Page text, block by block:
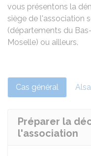
vous présentons la
siège de l'association
(départements du
Moselle) ou ailleurs.
Cas général
Préparer la
l'association